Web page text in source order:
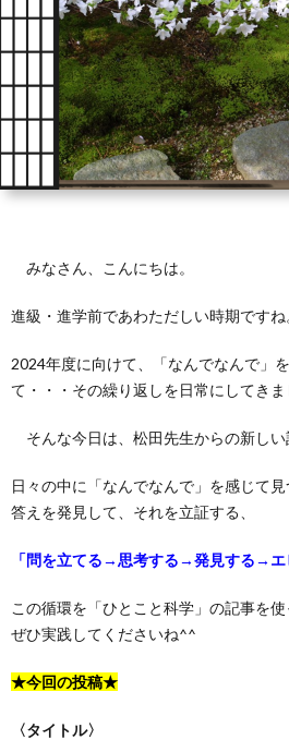
みなさん、こんにちは。
進級・進学前であわただしい時期ですね
2024年度に向けて、「なんでなんで」
て・・・その繰り返しを日常にしてきま
そんな今日は、松田先生からの新しい
日々の中に「なんでなんで」を感じて見
答えを発見して、それを立証する、
「問を立てる→思考する→発見する→エ
この循環を「ひとこと科学」の記事を
ぜひ実践してくださいね^^
★今回の投稿★
〈タイトル〉